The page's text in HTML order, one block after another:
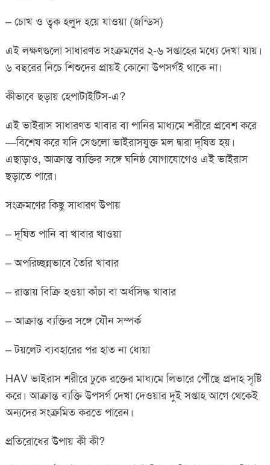
– চোখ ও ত্বক হলুদ হয়ে যাওয়া (জন্ডিস)
এই লক্ষণগুলো সাধারণত সংক্রমণের ২-৬ সপ্তাহের মধ্যে দেখা যায়।
৬ বছরের নিচে শিশুদের প্রায়ই কোনো উপসর্গই থাকে না।
কীভাবে ছড়ায় হেপাটাইটিস-এ?
এই ভাইরাস সাধারণত খাবার বা পানির মাধ্যমে শরীরে প্রবেশ করে
—বিশেষ করে যদি সেগুলো ভাইরাসযুক্ত মল দ্বারা দূষিত হয়।
এছাড়াও, আক্রান্ত ব্যক্তির সঙ্গে ঘনিষ্ঠ যোগাযোগেও এই ভাইরাস
ছড়াতে পারে।
সংক্রমণের কিছু সাধারণ উপায়
– দূষিত পানি বা খাবার খাওয়া
– অপরিচ্ছন্নভাবে তৈরি খাবার
– রাস্তায় বিক্রি হওয়া কাঁচা বা অর্ধসিদ্ধ খাবার
– আক্রান্ত ব্যক্তির সঙ্গে যৌন সম্পর্ক
– টয়লেট ব্যবহারের পর হাত না ধোয়া
HAV ভাইরাস শরীরে ঢুকে রক্তের মাধ্যমে লিভারে পৌঁছে প্রদাহ সৃষ্টি
করে। আক্রান্ত ব্যক্তি উপসর্গ দেখা দেওয়ার দুই সপ্তাহ আগে থেকেই
অন্যদের সংক্রমিত করতে পারেন।
প্রতিরোধের উপায় কী কী?